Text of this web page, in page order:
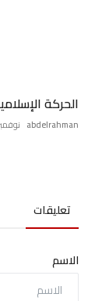
الحركة
abdelrahman نوفمبر 29,
تعليقات
الاسم